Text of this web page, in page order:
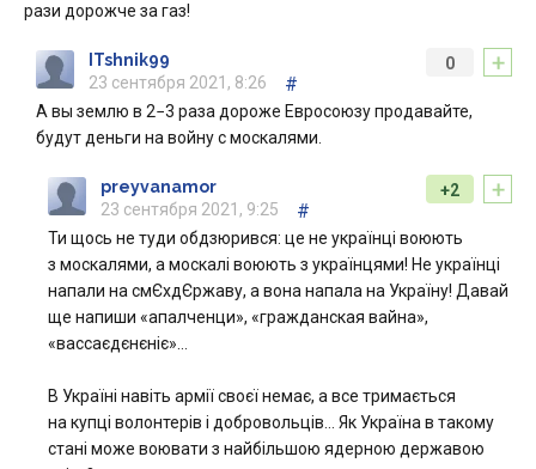
рази дорожче за газ!
+
0
ITshnik99
23 сентября 2021, 8:26
#
А вы землю в 2−3 раза дороже Евросоюзу продавайте,
будут деньги на войну с москалями.
+
+2
preyvanamor
23 сентября 2021, 9:25
#
Ти щось не туди обдзюрився: це не українці воюють
з москалями, а москалі воюють з українцями! Не українці
напали на смЄхдЄржаву, а вона напала на Україну! Давай
ще напиши «апалченци», «гражданская вайна»,
«вассаєдєнєніє»…
В Україні навіть армії своєї немає, а все тримається
на купці волонтерів і добровольців… Як Україна в такому
стані може воювати з найбільшою ядерною державою